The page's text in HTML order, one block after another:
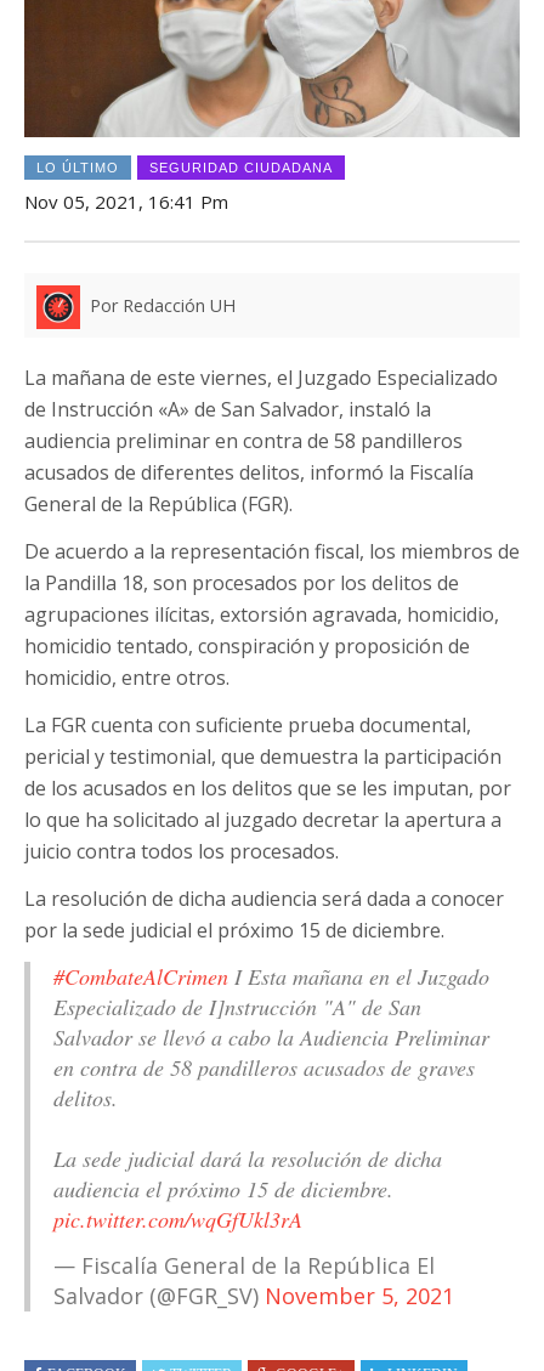
LO ÚLTIMO SEGURIDAD CIUDADANA
Nov 05, 2021, 16:41 Pm
Por Redacción UH
La mañana de este viernes, el Juzgado Especializado
de Instrucción «A» de San Salvador, instaló la
audiencia preliminar en contra de 58 pandilleros
acusados de diferentes delitos, informó la Fiscalía
General de la República (FGR).
De acuerdo a la representación fiscal, los miembros de
la Pandilla 18, son procesados por los delitos de
agrupaciones ilícitas, extorsión agravada, homicidio,
homicidio tentado, conspiración y proposición de
homicidio, entre otros.
La FGR cuenta con suficiente prueba documental,
pericial y testimonial, que demuestra la participación
de los acusados en los delitos que se les imputan, por
lo que ha solicitado al juzgado decretar la apertura a
juicio contra todos los procesados.
La resolución de dicha audiencia será dada a conocer
por la sede judicial el próximo 15 de diciembre.
#CombateAlCrimen I Esta mañana en el Juzgado
Especializado de I]nstrucción "A" de San
Salvador se llevó a cabo la Audiencia Preliminar
en contra de 58 pandilleros acusados de graves
delitos.
La sede judicial dará la resolución de dicha
audiencia el próximo 15 de diciembre.
pic.twitter.com/wqGfUkl3rA
— Fiscalía General de la República El
Salvador (@FGR_SV) November 5, 2021